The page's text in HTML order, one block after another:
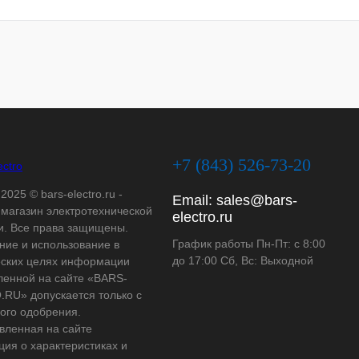
© bars-electro.ru -
электротехнической
Все права защищены.
и использование в
целях информации
на сайте «BARS-
допускается только с
одобрения.
на сайте
о характеристиках и
+7 (843) 526-73-20
Email: sales@bars-
electro.ru
График работы Пн-Пт: с 8:00
до 17:00 Сб, Вс: Выходной